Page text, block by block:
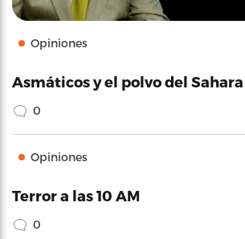
Opiniones
Asmáticos y el polvo del Sahara
0
Opiniones
Terror a las 10 AM
0